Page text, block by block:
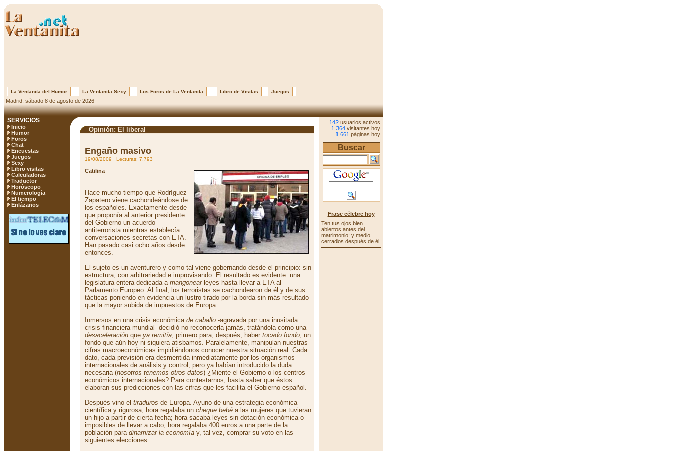
La Ventanita del Humor La Ventanita Sexy Los Foros de La Ventanita Libro de Visitas Juegos
Madrid, sábado 8 de agosto de 2026
SERVICIOS
Inicio
Humor
Foros
Chat
Encuestas
Juegos
Sexy
Libro visitas
Calculadoras
Traductor
Horóscopo
Numerología
El tiempo
Enlázanos
Opinión: El liberal
Engaño masivo
19/08/2009 Lecturas: 7.793
Catilina
Hace mucho tiempo que Rodríguez
Zapatero viene cachondeándose de
los españoles. Exactamente desde
que proponía al anterior presidente
del Gobierno un acuerdo
antiterrorista mientras establecía
conversaciones secretas con ETA.
Han pasado casi ocho años desde
entonces.
El sujeto es un aventurero y como tal viene gobernando desde el principio: sin
estructura, con arbitrariedad e improvisando. El resultado es evidente: una
legislatura entera dedicada a mangonearleyes hasta llevar a ETA al
Parlamento Europeo. Al final, los terroristas se cachondearon de él y de sus
tácticas poniendo en evidencia un lustro tirado por la borda sin más resultado
que la mayor subida de impuestos de Europa.
Inmersos en una crisis económica de caballo -agravada por una inusitada
crisis financiera mundial- decidió no reconocerla jamás, tratándola como una
desaceleración que ya remitía, primero para, después, haber tocado fondo, un
fondo que aún hoy ni siquiera atisbamos. Paralelamente, manipulan nuestras
cifras macroeconómicas impidiéndonos conocer nuestra situación real. Cada
dato, cada previsión era desmentida inmediatamente por los organismos
internacionales de análisis y control, pero ya habían introducido la duda
necesaria (nosotros tenemos otros datos) ¿Miente el Gobierno o los centros
económicos internacionales? Para contestarnos, basta saber que éstos
elaboran sus predicciones con las cifras que les facilita el Gobierno español.
Después vino el tiraduros de Europa. Ayuno de una estrategia económica
científica y rigurosa, hora regalaba un cheque bebé a las mujeres que tuvieran
un hijo a partir de cierta fecha; hora sacaba leyes sin dotación económica o
imposibles de llevar a cabo; hora regalaba 400 euros a una parte de la
población para dinamizar la economía y, tal vez, comprar su voto en las
siguientes elecciones.
142 usuarios activos
1.364 visitantes hoy
1.661 páginas hoy
Buscar
Frase célebre hoy
Ten tus ojos bien
abiertos antes del
matrimonio; y medio
cerrados después de él